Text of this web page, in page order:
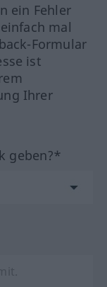
ein Fehler
mal
Formular
ist
Ihrer
geben?*